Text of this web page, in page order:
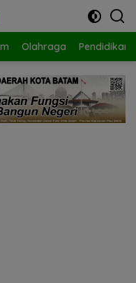
Olahraga Pendidikan